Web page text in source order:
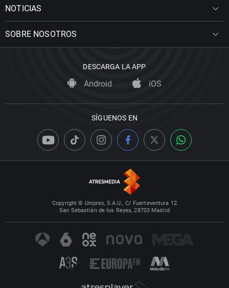
NOTICIAS
SOBRE NOSOTROS
DESCARGA LA APP
Android iOS
SÍGUENOS EN
Copyright © Uniprex, S.A.U., C/ Fuerteventura 12
San Sebastián de los Reyes, 28703 Madrid